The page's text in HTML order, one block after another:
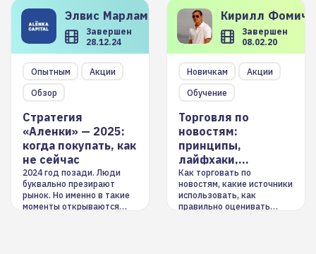
Элвис Марламов
Завершен
28.12.24
Опытным
Акции
Обзор
Стратегия
«Аленки» — 2025:
когда покупать, как
не сейчас
2024 год позади. Люди
буквально презирают
рынок. Но именно в такие
моменты открываются
Кирилл
Завершен
08.02.20
Новичкам
Акции
Обучение
Торговля по
новостям:
принципы,
лайфхаки,
инструменты
Как торговать по
новостям, какие источники
использовать, как
правильно оценивать